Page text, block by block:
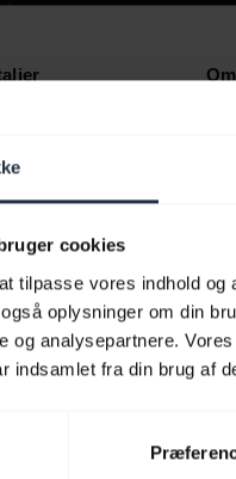
cookies
tilpasse vores indhold
oplysninger om din
og analysepartnere.
indsamlet fra din brug af